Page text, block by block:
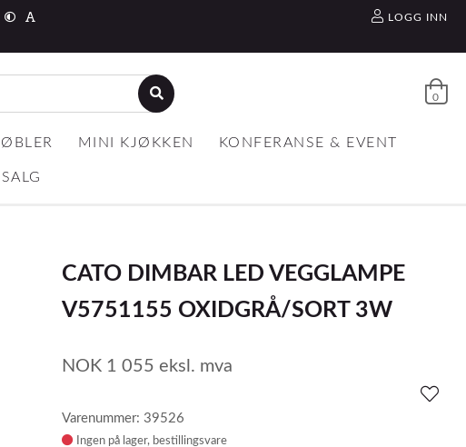
LOGG INN
0
MINI KJØKKEN KONFERANSE & EVENT
CATO DIMBAR LED VEGGLAMPE
V5751155 OXIDGRÅ/SORT 3W
NOK 1 055 eksl. mva
Varenummer: 39526
Ingen på lager